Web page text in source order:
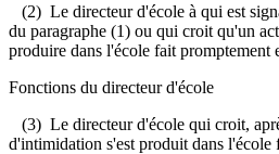
(2) Le directeur d'école à qui est
du paragraphe (1) ou qui croit qu'un
produire dans l'école fait promptement
Fonctions du directeur d'école
(3) Le directeur d'école qui croit,
d'intimidation s'est produit dans l'école